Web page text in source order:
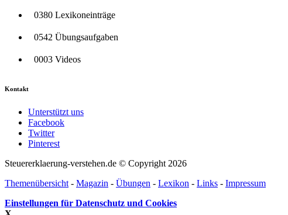
0380 Lexikoneinträge
0542 Übungsaufgaben
0003 Videos
Kontakt
Unterstützt uns
Facebook
Twitter
Pinterest
Steuererklaerung-verstehen.de © Copyright 2026
Themenübersicht - Magazin - Übungen - Lexikon - Links - Impressum
Einstellungen für Datenschutz und Cookies